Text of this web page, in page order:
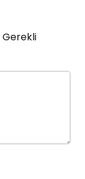
Gerekli